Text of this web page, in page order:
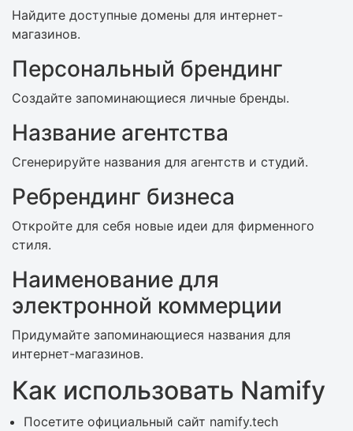
Найдите доступные домены для интернет-
магазинов.
Персональный брендинг
Создайте запоминающиеся личные бренды.
Название агентства
Сгенерируйте названия для агентств и студий.
Ребрендинг бизнеса
Откройте для себя новые идеи для фирменного
стиля.
Наименование для
электронной коммерции
Придумайте запоминающиеся названия для
интернет-магазинов.
Как использовать Namify
Посетите официальный сайт namify.tech